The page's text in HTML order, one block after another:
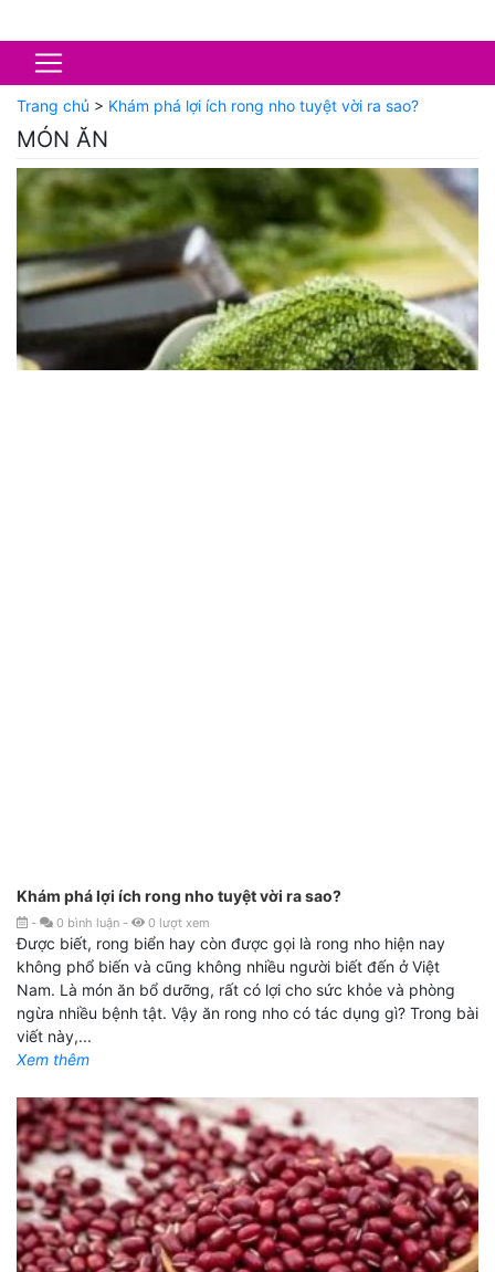
Trang chủ > Khám phá lợi ích rong nho tuyệt vời ra sao?
MÓN ĂN
Khám phá lợi ích rong nho tuyệt vời ra sao?
- 0 bình luận - 0 lượt xem
Được biết, rong biển hay còn được gọi là rong nho hiện nay
không phổ biến và cũng không nhiều người biết đến ở Việt
Nam. Là món ăn bổ dưỡng, rất có lợi cho sức khỏe và phòng
ngừa nhiều bệnh tật. Vậy ăn rong nho có tác dụng gì? Trong bài
viết này,...
Xem thêm